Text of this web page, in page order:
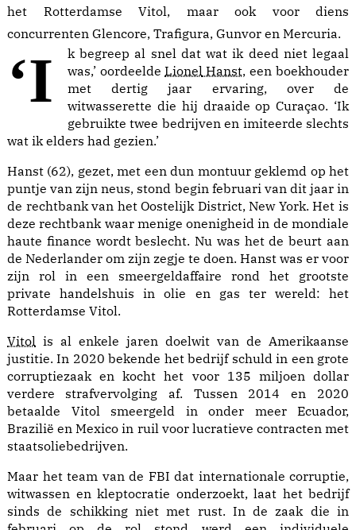
het Rotterdamse Vitol, maar ook voor diens
concurrenten Glencore, Trafigura, Gunvor en Mercuria.
‘Ik begreep al snel dat wat ik deed niet legaal was,’ oordeelde Lionel Hanst, een boekhouder
met dertig jaar ervaring, over de
witwasserette die hij draaide op Curaçao. ‘Ik
gebruikte twee bedrijven en imiteerde slechts
wat ik elders had gezien.’
Hanst (62), gezet, met een dun montuur geklemd op het
puntje van zijn neus, stond begin februari van dit jaar in
de rechtbank van het Oostelijk District, New York. Het is
deze rechtbank waar menige onenigheid in de mondiale
haute finance wordt beslecht. Nu was het de beurt aan
de Nederlander om zijn zegje te doen. Hanst was er voor
zijn rol in een smeergeldaffaire rond het grootste
private handelshuis in olie en gas ter wereld: het
Rotterdamse Vitol.
Vitol is al enkele jaren doelwit van de Amerikaanse
justitie. In 2020 bekende het bedrijf schuld in een grote
corruptiezaak en kocht het voor 135 miljoen dollar
verdere strafvervolging af. Tussen 2014 en 2020
betaalde Vitol smeergeld in onder meer Ecuador,
Brazilië en Mexico in ruil voor lucratieve contracten met
staatsoliebedrijven.
Maar het team van de FBI dat internationale corruptie,
witwassen en kleptocratie onderzoekt, laat het bedrijf
sinds de schikking niet met rust. In de zaak die in